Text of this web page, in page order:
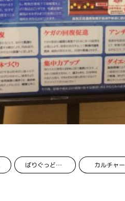
ばりぐっどくんプロジェクト カルチャー